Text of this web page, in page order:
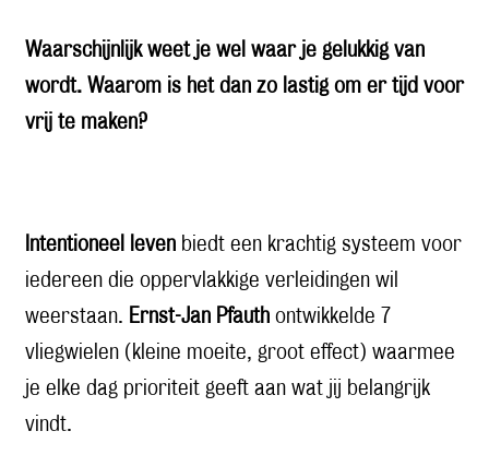
Waarschijnlijk weet je wel waar je gelukkig van
wordt. Waarom is het dan zo lastig om er tijd voor
vrij te maken?
Intentioneel leven biedt een krachtig systeem voor
iedereen die oppervlakkige verleidingen wil
weerstaan. Ernst-Jan Pfauth ontwikkelde 7
vliegwielen (kleine moeite, groot effect) waarmee
je elke dag prioriteit geeft aan wat jij belangrijk
vindt.